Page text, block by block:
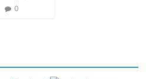
0